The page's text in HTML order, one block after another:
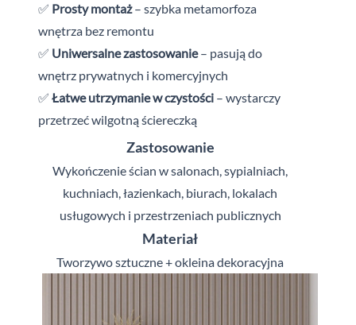
✅ Prosty montaż– szybka metamorfoza
wnętrza bez remontu
✅ Uniwersalne zastosowanie– pasują do
wnętrz prywatnych i komercyjnych
✅ Łatwe utrzymanie w czystości – wystarczy
przetrzeć wilgotną ściereczką
Zastosowanie
Wykończenie ścian w salonach, sypialniach,
kuchniach, łazienkach, biurach, lokalach
usługowych i przestrzeniach publicznych
Materiał
Tworzywo sztuczne + okleina dekoracyjna